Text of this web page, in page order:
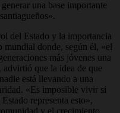
una base importante
del Estado y la importancia
donde, según él, «el
más jóvenes una
, advirtió que la idea de que
está llevando a una
«Es imposible vivir si
representa esto»,
y el crecimiento